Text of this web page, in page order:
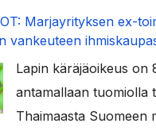
Marjayrityksen ex-
vankeuteen
Lapin käräjäoikeus on
antamallaan tuomiolla
Thaimaasta Suomeen